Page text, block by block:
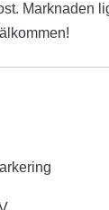
Marknaden